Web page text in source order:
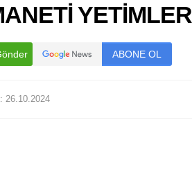
YETİMLER
ABONE OL
26.10.2024